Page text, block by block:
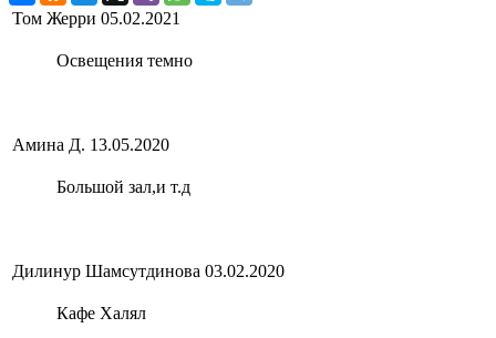
Том Жерри 05.02.2021
Освещения темно
Амина Д. 13.05.2020
Большой зал,и т.д
Дилинур Шамсутдинова 03.02.2020
Кафе Халял